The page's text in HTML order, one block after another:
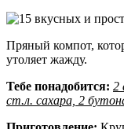
Пряный компот,
утоляет жажду.
Тебе понадобится: 2
ст.л. сахара, 2